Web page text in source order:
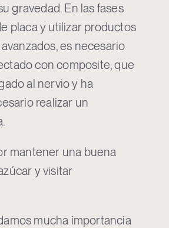
gravedad. En las fases
placa y utilizar productos
es necesario
con composite, que
al nervio y ha
realizar un
mantener una buena
y visitar
mucha importancia